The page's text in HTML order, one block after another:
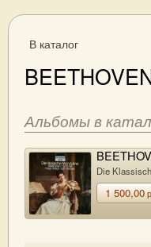
В каталог
Альбомы в
Die
1 500,00